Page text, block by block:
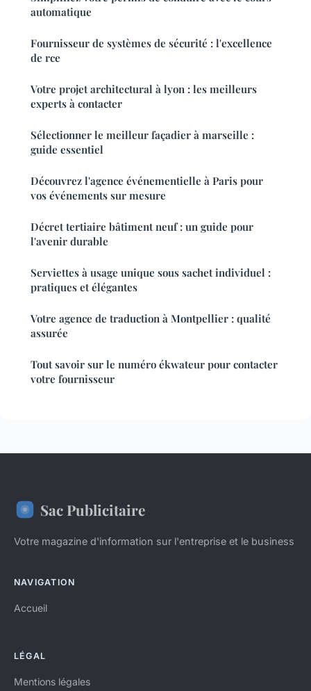
automatique
Fournisseur de systèmes de sécurité : l'excellence
de rce
Votre projet architectural à lyon : les meilleurs
experts à contacter
Sélectionner le meilleur façadier à marseille :
guide essentiel
Découvrez l'agence événementielle à Paris pour
vos événements sur mesure
Décret tertiaire bâtiment neuf : un guide pour
l'avenir durable
Serviettes à usage unique sous sachet individuel :
pratiques et élégantes
Votre agence de traduction à Montpellier : qualité
assurée
Tout savoir sur le numéro ékwateur pour contacter
votre fournisseur
Sac Publicitaire
Votre magazine d'information sur l'entreprise et le business
NAVIGATION
Accueil
LÉGAL
Mentions légales